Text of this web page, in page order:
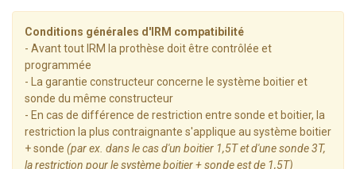
Conditions générales d'IRM compatibilité
- Avant tout IRM la prothèse doit être contrôlée et
programmée
- La garantie constructeur concerne le système boitier et
sonde du même constructeur
- En cas de différence de restriction entre sonde et boitier, la
restriction la plus contraignante s'applique au système boitier
+ sonde (par ex. dans le cas d'un boitier 1,5T et d'une sonde 3T,
la restriction pour le système boitier + sonde est de 1,5T)